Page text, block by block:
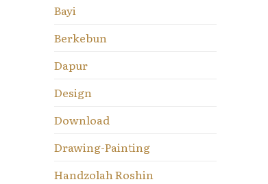
Bayi
Berkebun
Dapur
Design
Download
Drawing-Painting
Handzolah Roshin